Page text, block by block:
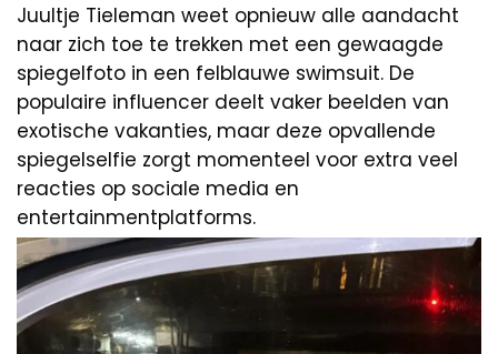
Juultje Tieleman weet opnieuw alle aandacht
naar zich toe te trekken met een gewaagde
spiegelfoto in een felblauwe swimsuit. De
populaire influencer deelt vaker beelden van
exotische vakanties, maar deze opvallende
spiegelselfie zorgt momenteel voor extra veel
reacties op sociale media en
entertainmentplatforms.